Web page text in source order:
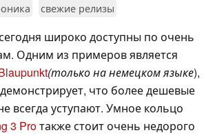
свежие релизы
широко доступны по очень
Одним из примеров является
(только на немецком языке),
что более дешевые
всегда уступают. Умное кольцо
3 Proтакже стоит очень недорого